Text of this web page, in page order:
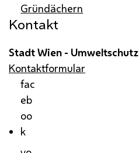
Gründächern
Kontakt
Stadt Wien - Umweltschutz
Kontaktformular
fac
eb
oo
k